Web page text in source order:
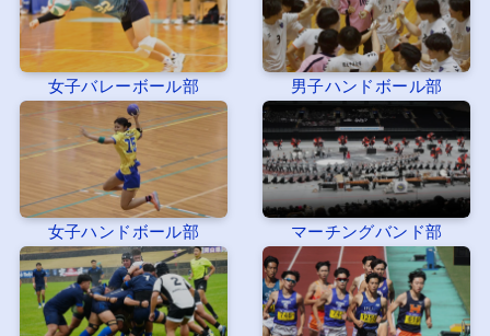
女子バレーボール部 男子ハンドボール部
女子ハンドボール部 マーチングバンド部